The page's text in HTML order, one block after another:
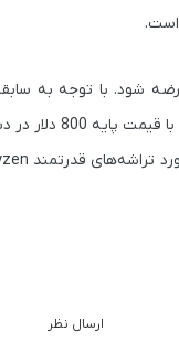
شود. با توجه به
تراشه‌های قدرتمند
ارسال نظر